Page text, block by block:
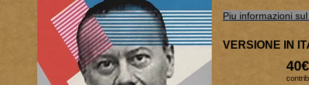
Piu informazioni
VERSIONE IN
40€